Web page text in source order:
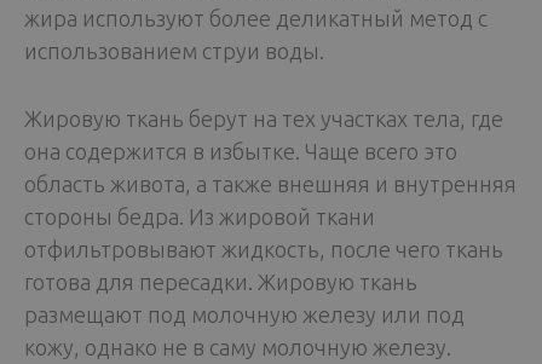
жира используют более деликатный метод с
использованием струи воды.
Жировую ткань берут на тех участках тела, где
она содержится в избытке. Чаще всего это
область живота, а также внешняя и внутренняя
стороны бедра. Из жировой ткани
отфильтровывают жидкость, после чего ткань
готова для пересадки. Жировую ткань
размещают под молочную железу или под
кожу, однако не в саму молочную железу.